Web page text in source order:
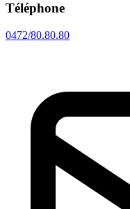
Téléphone
0472/80.80.80